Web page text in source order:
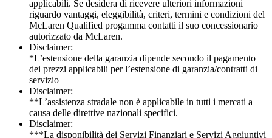
applicabili. Se desidera di ricevere ulteriori informazioni
riguardo vantaggi, eleggibilità, criteri, termini e condizioni del
McLaren Qualified progamma contatti il suo concessionario
autorizzato da McLaren.
Disclaimer:
*L’estensione della garanzia dipende secondo il pagamento
dei prezzi applicabili per l’estensione di garanzia/contratti di
servizio
Disclaimer:
**L’assistenza stradale non è applicabile in tutti i mercati a
causa delle direttive nazionali specifici.
Disclaimer:
***La disponibilità dei Servizi Finanziari e Servizi Aggiuntivi